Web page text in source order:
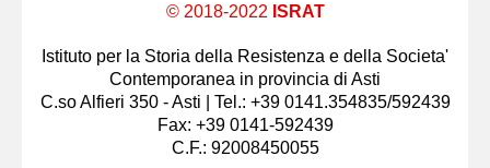
© 2018-2022 ISRAT
Istituto per la Storia della Resistenza e della Societa'
Contemporanea in provincia di Asti
C.so Alfieri 350 - Asti | Tel.: +39 0141.354835/592439
Fax: +39 0141-592439
C.F.: 92008450055